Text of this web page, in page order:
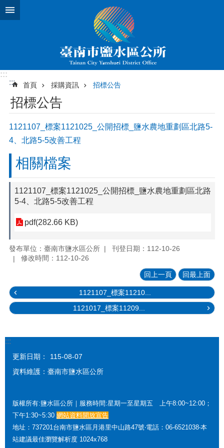
跳到主要內容區塊
:::
:::
首頁 採購資訊 招標公告
招標公告
1121107_標案1121025_公開招標_鹽水農地重劃區北路5-
4、北路5-5改善工程
相關檔案
1121107_標案1121025_公開招標_鹽水農地重劃區北路
5-4、北路5-5改善工程
pdf(282.66 KB)
發布單位：臺南市鹽水區公所
刊登日期：112-10-26
修改時間：112-10-26
回上一頁 回最上面
1121107_標案11210...
1121017_標案11209...
:::
更新日期：
115-08-07
資料維護：臺南市鹽水區公所
版權所有:鹽水區公所｜服務時間:星期一至星期五 上午8:00~12:00；
下午1:30~5:30 網站資料開放宣告
地址：737201台南市鹽水區月港里中山路47號‧電話：06-6521038‧本
站建議最佳瀏覽解析度 1024x768